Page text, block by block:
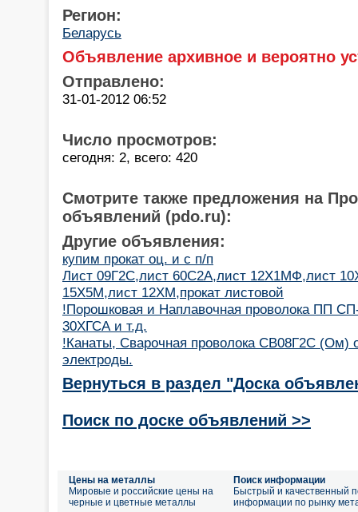
Регион:
Беларусь
Объявление архивное и вероятно
Отправлено:
31-01-2012 06:52
Число просмотров:
сегодня: 2, всего: 420
Смотрите также предложения на
объявлений (pdo.ru):
Другие объявления:
купим прокат оц. и с п/п
Лист 09Г2С,лист 60С2А,лист 12Х1МФ,лист
15Х5М,лист 12ХМ,прокат листовой
!Порошковая и Наплавочная проволока ПП
30ХГСА и т.д.
!Канаты, Cварочная проволока СВ08Г2С
электроды.
Вернуться в раздел "Доска
Поиск по доске объявлений >>
Цены на металлы
Мировые и российские цены на
черные и цветные металлы
Поиск информации
Быстрый и качественный
информации по рынку